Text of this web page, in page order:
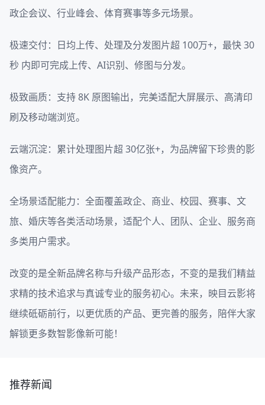
政企会议、行业峰会、体育赛事等多元场景。
极速交付：日均上传、处理及分发图片超 100万+，最快 30
秒 内即可完成上传、AI识别、修图与分发。
极致画质：支持 8K 原图输出，完美适配大屏展示、高清印
刷及移动端浏览。
云端沉淀：累计处理图片超 30亿张+，为品牌留下珍贵的影
像资产。
全场景适配能力：全面覆盖政企、商业、校园、赛事、文
旅、婚庆等各类活动场景，适配个人、团队、企业、服务商
多类用户需求。
改变的是全新品牌名称与升级产品形态，不变的是我们精益
求精的技术追求与真诚专业的服务初心。未来，映目云影将
继续砥砺前行，以更优质的产品、更完善的服务，陪伴大家
解锁更多数智影像新可能！
推荐新闻